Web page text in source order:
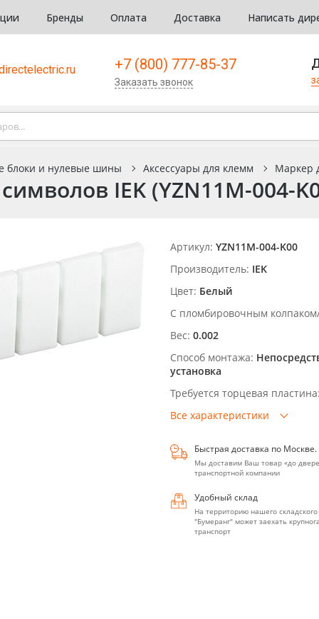
Бренды Оплата Доставка Написать
+7 (800) 777-85-37
Заказать звонок
блоки и нулевые шины Аксессуары для клемм Маркер
IEK (YZN11M-004-
Артикул: YZN11M-004-K00
Производитель: IEK
Цвет: Белый
С пломбировочным
Вес: 0.002
Способ монтажа:
установка
Требуется торцевая
Все характеристики
Быстрая доставка по Москве.
Мы доставим Ваш товар «до
транспортной компании
Удобный склад
На территорию нашего
"Бумеранг" может заехать
транспорт